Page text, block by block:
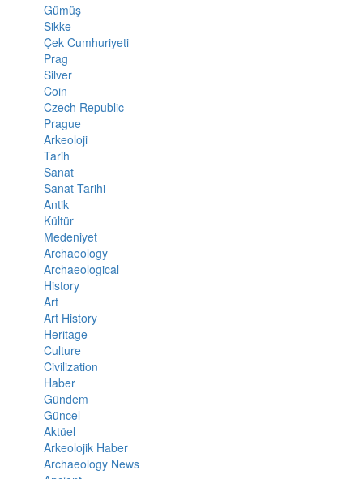
Gümüş
Sikke
Çek Cumhuriyeti
Prag
Silver
Coin
Czech Republic
Prague
Arkeoloji
Tarih
Sanat
Sanat Tarihi
Antik
Kültür
Medeniyet
Archaeology
Archaeological
History
Art
Art History
Heritage
Culture
Civilization
Haber
Gündem
Güncel
Aktüel
Arkeolojik Haber
Archaeology News